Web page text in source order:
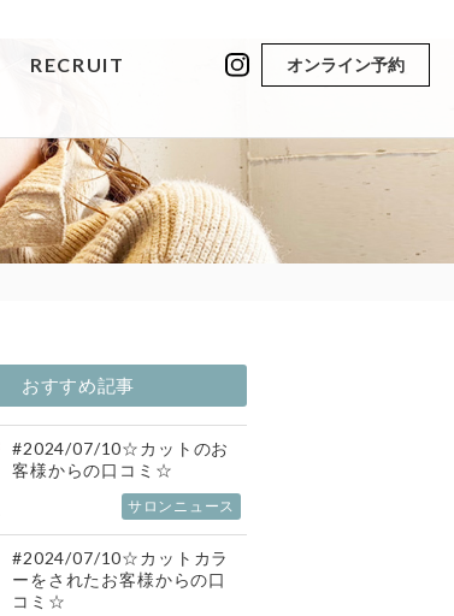
RECRUIT オンライン予約
おすすめ記事
#2024/07/10☆カットのお
客様からの口コミ☆
サロンニュース
#2024/07/10☆カットカラ
ーをされたお客様からの口
コミ☆